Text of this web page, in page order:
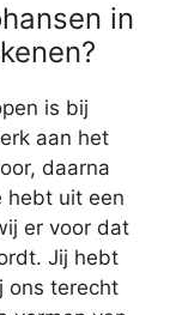
in
is bij
aan het
daarna
hebt uit een
er voor dat
Jij hebt
ons terecht